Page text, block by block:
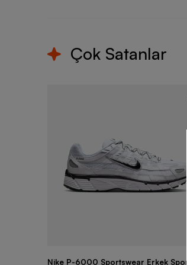
Çok Satanlar
Nike P-6000 Sportswear Erkek Spor